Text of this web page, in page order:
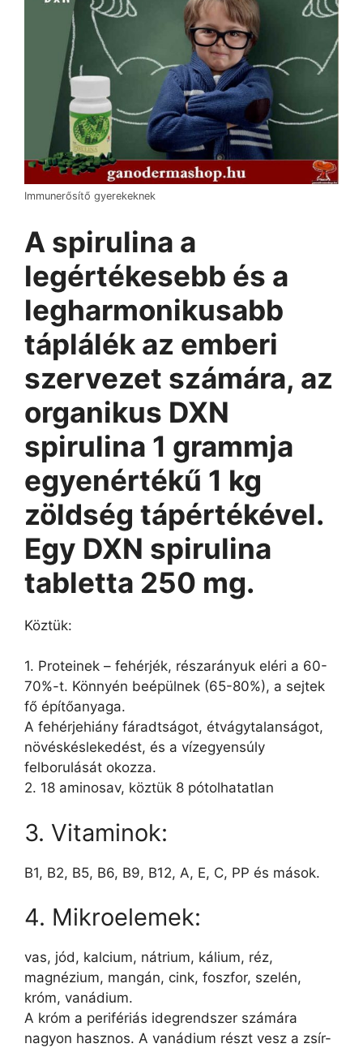
Immunerősítő gyerekeknek
A spirulina a
legértékesebb és a
legharmonikusabb
táplálék az emberi
szervezet számára, az
organikus DXN
spirulina 1 grammja
egyenértékű 1 kg
zöldség tápértékével.
Egy DXN spirulina
tabletta 250 mg.
Köztük:
1. Proteinek – fehérjék, részarányuk eléri a 60-
70%-t. Könnyén beépülnek (65-80%), a sejtek
fő építőanyaga.
A fehérjehiány fáradtságot, étvágytalanságot,
növéskéslekedést, és a vízegyensúly
felborulását okozza.
2. 18 aminosav, köztük 8 pótolhatatlan
3. Vitaminok:
B1, B2, B5, B6, B9, B12, A, E, C, PP és mások.
4. Mikroelemek:
vas, jód, kalcium, nátrium, kálium, réz,
magnézium, mangán, cink, foszfor, szelén,
króm, vanádium.
A króm a perifériás idegrendszer számára
nagyon hasznos. A vanádium részt vesz a zsír-